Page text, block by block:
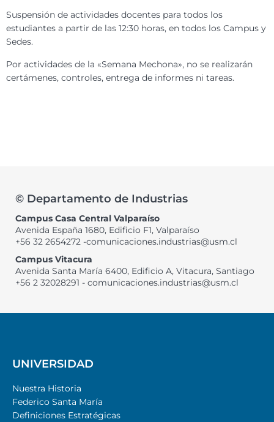
Suspensión de actividades docentes para todos los
estudiantes a partir de las 12:30 horas, en todos los Campus y
Sedes.
Por actividades de la «Semana Mechona», no se realizarán
certámenes, controles, entrega de informes ni tareas.
© Departamento de Industrias
Campus Casa Central Valparaíso
Avenida España 1680, Edificio F1, Valparaíso
+56 32 2654272 -comunicaciones.industrias@usm.cl
Campus Vitacura
Avenida Santa María 6400, Edificio A, Vitacura, Santiago
+56 2 32028291 - comunicaciones.industrias@usm.cl
UNIVERSIDAD
Nuestra Historia
Federico Santa María
Definiciones Estratégicas